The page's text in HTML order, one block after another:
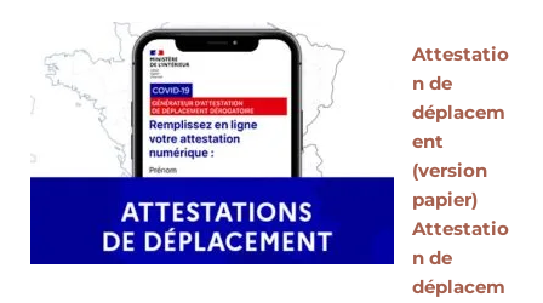
Attestatio
n de
déplacem
ent
(version
papier)
Attestatio
n de
déplacem